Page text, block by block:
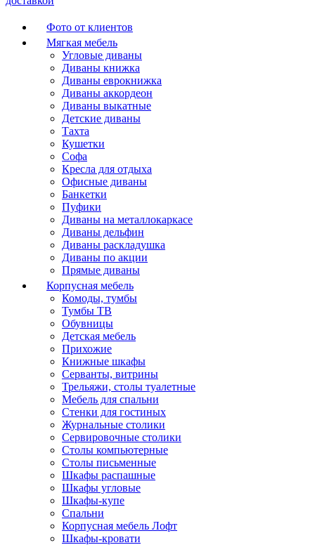
Фото от клиентов
Мягкая мебель
Угловые диваны
Диваны книжка
Диваны еврокнижка
Диваны аккордеон
Диваны выкатные
Детские диваны
Тахта
Кушетки
Софа
Кресла для отдыха
Офисные диваны
Банкетки
Пуфики
Диваны на металлокаркасе
Диваны дельфин
Диваны раскладушка
Диваны по акции
Прямые диваны
Корпусная мебель
Комоды, тумбы
Тумбы ТВ
Обувницы
Детская мебель
Прихожие
Книжные шкафы
Серванты, витрины
Трельяжи, столы туалетные
Мебель для спальни
Стенки для гостиных
Журнальные столики
Сервировочные столики
Столы компьютерные
Столы письменные
Шкафы распашные
Шкафы угловые
Шкафы-купе
Спальни
Корпусная мебель Лофт
Шкафы-кровати